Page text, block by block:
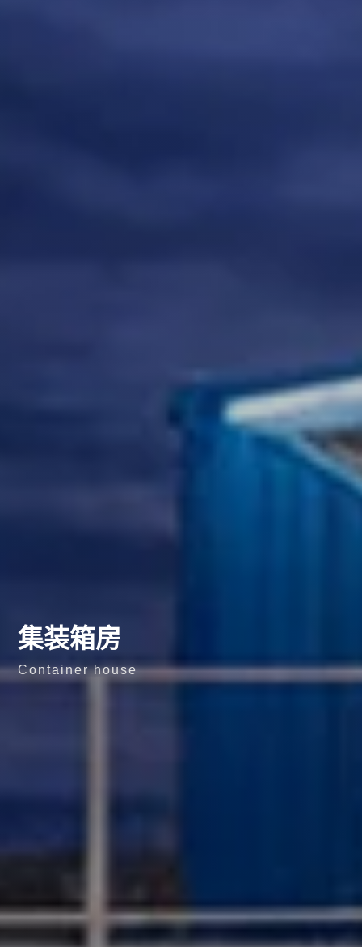
集装箱房
Container house